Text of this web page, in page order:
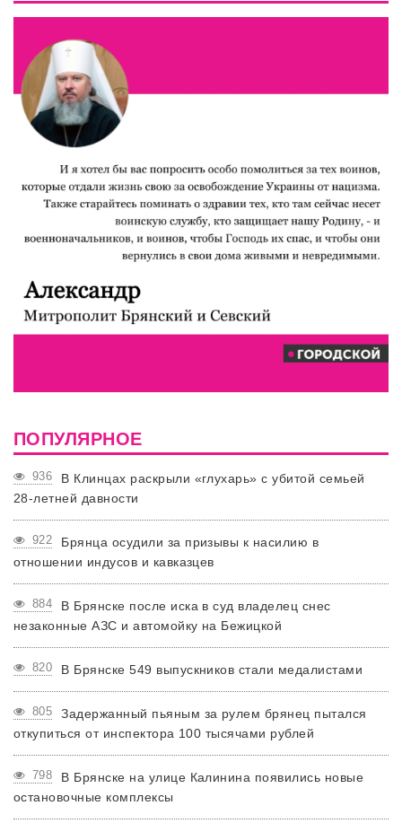
ПОПУЛЯРНОЕ
936
В Клинцах раскрыли «глухарь» с убитой семьей
28-летней давности
922
Брянца осудили за призывы к насилию в
отношении индусов и кавказцев
884
В Брянске после иска в суд владелец снес
незаконные АЗС и автомойку на Бежицкой
820 В Брянске 549 выпускников стали медалистами
805
Задержанный пьяным за рулем брянец пытался
откупиться от инспектора 100 тысячами рублей
798
В Брянске на улице Калинина появились новые
остановочные комплексы